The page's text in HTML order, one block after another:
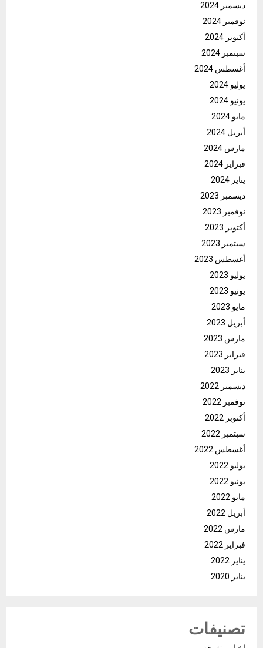
ديسمبر 2024
نوفمبر 2024
أكتوبر 2024
سبتمبر 2024
أغسطس 2024
يوليو 2024
يونيو 2024
مايو 2024
أبريل 2024
مارس 2024
فبراير 2024
يناير 2024
ديسمبر 2023
نوفمبر 2023
أكتوبر 2023
سبتمبر 2023
أغسطس 2023
يوليو 2023
يونيو 2023
مايو 2023
أبريل 2023
مارس 2023
فبراير 2023
يناير 2023
ديسمبر 2022
نوفمبر 2022
أكتوبر 2022
سبتمبر 2022
أغسطس 2022
يوليو 2022
يونيو 2022
مايو 2022
أبريل 2022
مارس 2022
فبراير 2022
يناير 2022
يناير 2020
تصنيفات